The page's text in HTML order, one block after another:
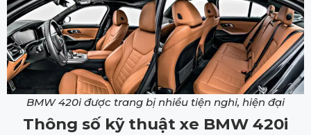
BMW 420i được trang bị nhiều tiện nghi, hiện đại
Thông số kỹ thuật xe BMW 420i